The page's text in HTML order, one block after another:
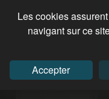
Les cookies
navigant sur ce
Accepter